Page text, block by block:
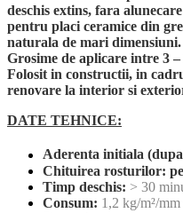
deschis extins, fara
pentru placi ceramice din
naturala de mari dimensiuni.
Grosime de aplicare intre 3
Folosit in constructii, in
renovare la interior si
DATE TEHNICE:
Aderenta initiala
Chituirea rosturilor:
Timp deschis: > 30
Consum: 1,2 kg/m²/